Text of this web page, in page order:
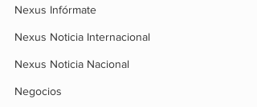
Nexus Infórmate
Nexus Noticia Internacional
Nexus Noticia Nacional
Negocios